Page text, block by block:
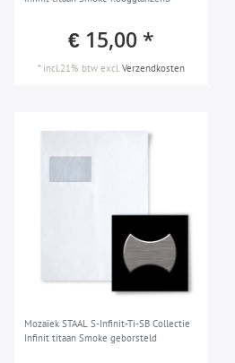
€ 15,00 *
* incl.21% btwexcl.Verzendkosten
Mozaïek STAAL S-Infinit-Ti-SB Collectie
Infinit titaan Smoke geborsteld